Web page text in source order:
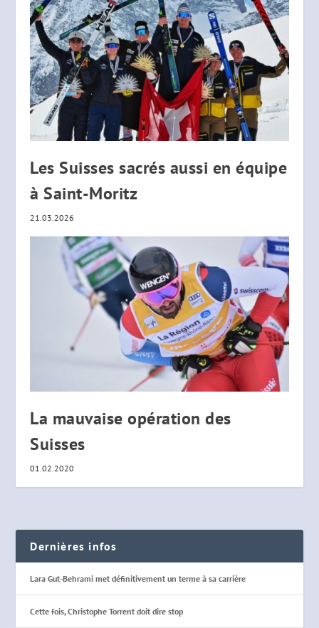
Les Suisses sacrés aussi en équipe
à Saint-Moritz
21.03.2026
La mauvaise opération des
Suisses
01.02.2020
Dernières infos
Lara Gut-Behrami met définitivement un terme à sa carrière
Cette fois, Christophe Torrent doit dire stop